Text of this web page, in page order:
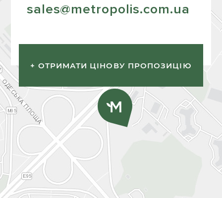
sales@metropolis.com.ua
+ ОТРИМАТИ ЦІНОВУ ПРОПОЗИЦІЮ